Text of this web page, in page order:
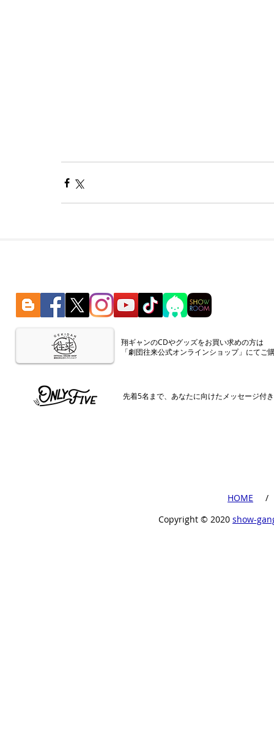
​翔ギャンのCDやグッズをお買い求めの方は
「劇団往来公式オンラインショップ」にてご
先着5名まで、あなたに向けたメッセージ付
​HOME
​ /
Copyright ©︎ 2020 show-